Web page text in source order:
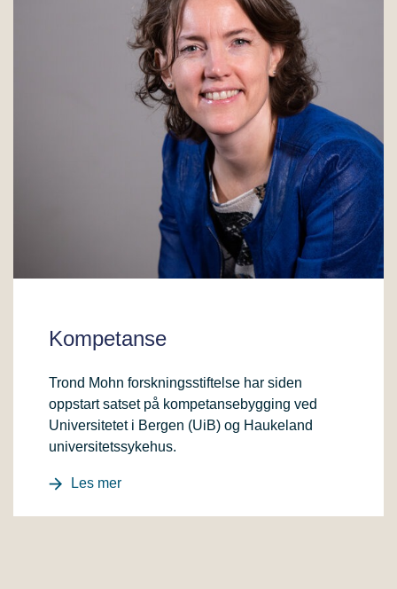
Kompetanse
Trond Mohn forskningsstiftelse har siden
oppstart satset på kompetansebygging ved
Universitetet i Bergen (UiB) og Haukeland
universitetssykehus.
Les mer